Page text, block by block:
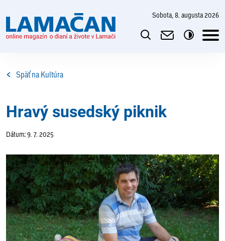
sobota, 8. augusta 2026
Späť na Kultúra
Hravý susedský piknik
Dátum: 9. 7. 2025